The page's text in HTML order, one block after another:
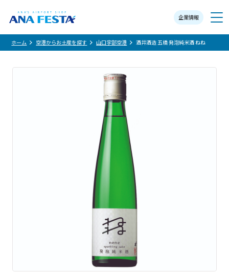
企業情報
メニュー
ホーム 空港からお土産を探す 山口宇部空港 酒井酒造 五橋 発泡純米酒 ねね